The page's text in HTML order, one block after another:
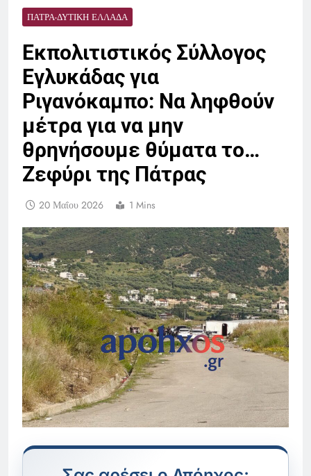
ΠΆΤΡΑ-ΔΥΤΙΚΉ ΕΛΛΆΔΑ
Εκπολιτιστικός Σύλλογος
Εγλυκάδας για
Ριγανόκαμπο: Να ληφθούν
μέτρα για να μην
θρηνήσουμε θύματα το…
Ζεφύρι της Πάτρας
20 Μαΐου 2026 1 Mins